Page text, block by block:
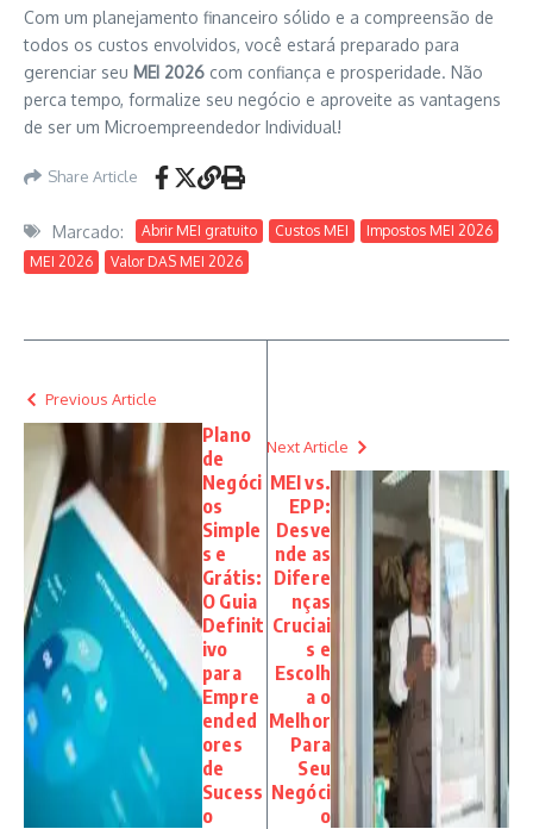
Com um planejamento financeiro sólido e a compreensão de
todos os custos envolvidos, você estará preparado para
gerenciar seu MEI 2026 com confiança e prosperidade. Não
perca tempo, formalize seu negócio e aproveite as vantagens
de ser um Microempreendedor Individual!
Share Article
Marcado: Abrir MEI gratuito Custos MEI
Impostos MEI 2026
MEI 2026
Valor DAS MEI 2026
Previous Article
Plano
de
Negóci
os
Simple
s e
Grátis:
O Guia
Definit
ivo
para
Empre
ended
ores
de
Sucess
o
Next Article
MEI vs.
EPP:
Desve
nde as
Difere
nças
Cruciai
s e
Escolh
a o
Melhor
Para
Seu
Negóci
o